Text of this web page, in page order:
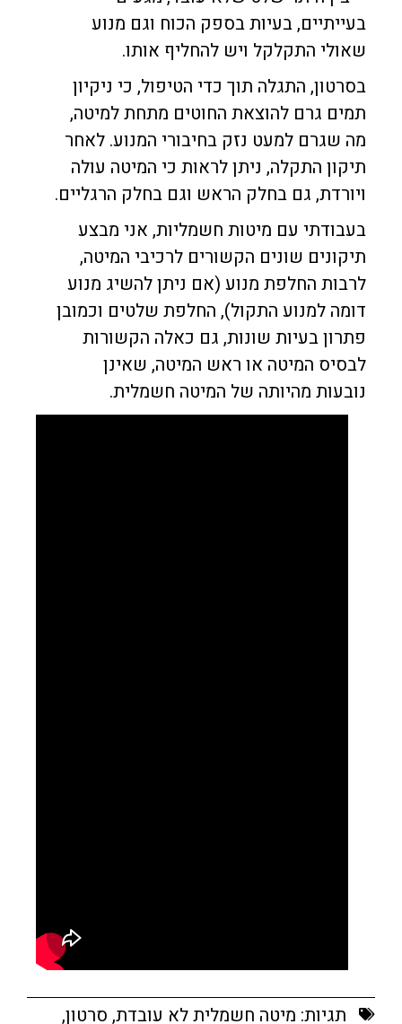
בעייתיים, בעיות בספק הכוח וגם מנוע
שאולי התקלקל ויש להחליף אותו.
בסרטון, התגלה תוך כדי הטיפול, כי ניקיון
תמים גרם להוצאת החוטים מתחת למיטה,
מה שגרם למעט נזק בחיבורי המנוע. לאחר
תיקון התקלה, ניתן לראות כי המיטה עולה
ויורדת, גם בחלק הראש וגם בחלק הרגליים.
בעבודתי עם מיטות חשמליות, אני מבצע
תיקונים שונים הקשורים לרכיבי המיטה,
לרבות החלפת מנוע (אם ניתן להשיג מנוע
דומה למנוע התקול), החלפת שלטים וכמובן
פתרון בעיות שונות, גם כאלה הקשורות
לבסיס המיטה או ראש המיטה, שאינן
נובעות מהיותה של המיטה חשמלית.
תגיות: מיטה חשמלית לא עובדת, סרטון,